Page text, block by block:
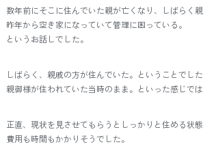
数年前にそこに住んでいた親が亡くなり、しばらく親
昨年から空き家になっていて管理に困っている。
というお話しでした。
しばらく、親戚の方が住んでいた。ということでし
親御様が住われていた当時のまま。といった感じでは
正直、現状を見させてもらうとしっかりと住める状態
費用も時間もかかりそうでした。